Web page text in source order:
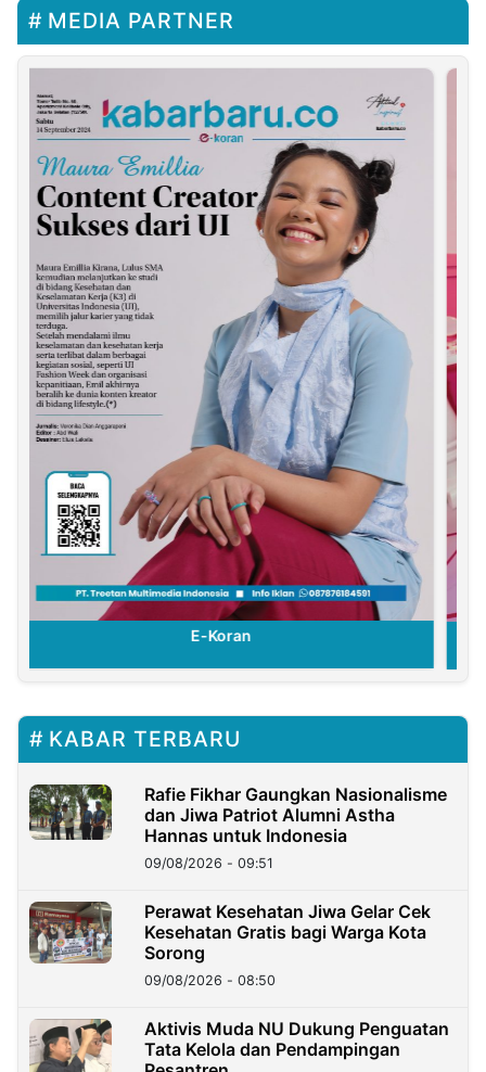
MEDIA PARTNER
E-Koran
KABAR TERBARU
Rafie Fikhar Gaungkan Nasionalisme
dan Jiwa Patriot Alumni Astha
Hannas untuk Indonesia
09/08/2026 - 09:51
Perawat Kesehatan Jiwa Gelar Cek
Kesehatan Gratis bagi Warga Kota
Sorong
09/08/2026 - 08:50
Aktivis Muda NU Dukung Penguatan
Tata Kelola dan Pendampingan